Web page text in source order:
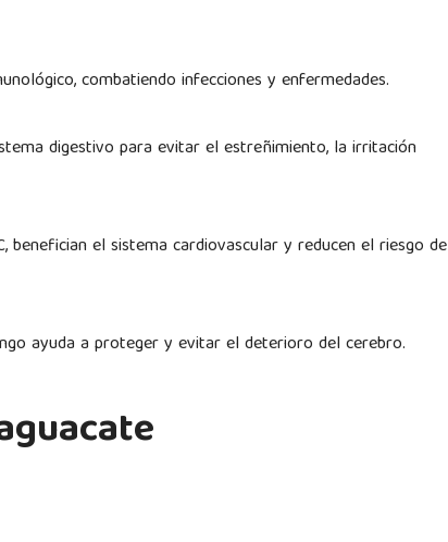
combatiendo infecciones y enfermedades.
digestivo para evitar el estreñimiento, la irritación
el sistema cardiovascular y reducen el riesgo de
ayuda a proteger y evitar el deterioro del cerebro.